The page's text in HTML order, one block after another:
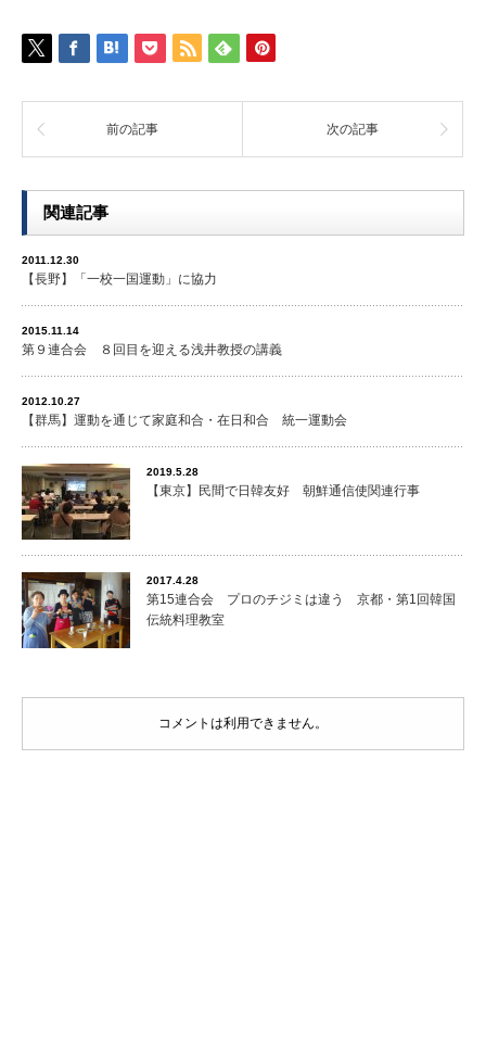
前の記事 次の記事
関連記事
2011.12.30
【長野】「一校一国運動」に協力
2015.11.14
第９連合会 ８回目を迎える浅井教授の講義
2012.10.27
【群馬】運動を通じて家庭和合・在日和合 統一運動会
2019.5.28
【東京】民間で日韓友好 朝鮮通信使関連行事
2017.4.28
第15連合会 プロのチジミは違う 京都・第1回韓国
伝統料理教室
コメントは利用できません。